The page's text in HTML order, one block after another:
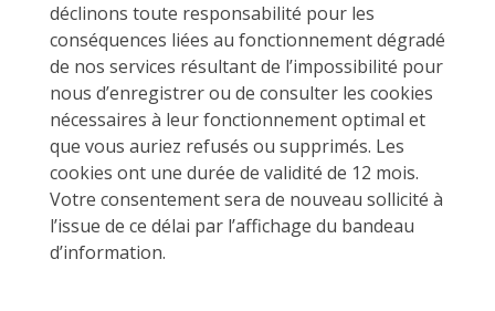
déclinons toute responsabilité pour les
conséquences liées au fonctionnement dégradé
de nos services résultant de l’impossibilité pour
nous d’enregistrer ou de consulter les cookies
nécessaires à leur fonctionnement optimal et
que vous auriez refusés ou supprimés. Les
cookies ont une durée de validité de 12 mois.
Votre consentement sera de nouveau sollicité à
l’issue de ce délai par l’affichage du bandeau
d’information.